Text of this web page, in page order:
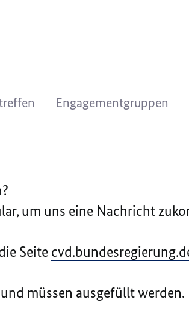
Engagementgruppen
um uns eine Nachricht
Seite
müssen ausgefüllt werden.